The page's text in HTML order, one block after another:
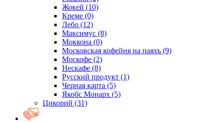
Жокей (10)
Креме (0)
Лебо (12)
Максимус (8)
Моккона (0)
Московская кофейня на паяхъ (9)
Москофе (2)
Нескафе (8)
Русский продукт (1)
Черная карта (5)
Якобс Монарх (5)
Цикорий (31)